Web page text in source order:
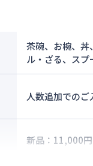
茶碗、お椀、丼
ル・ざる、ス
人数追加での
新品：11,000